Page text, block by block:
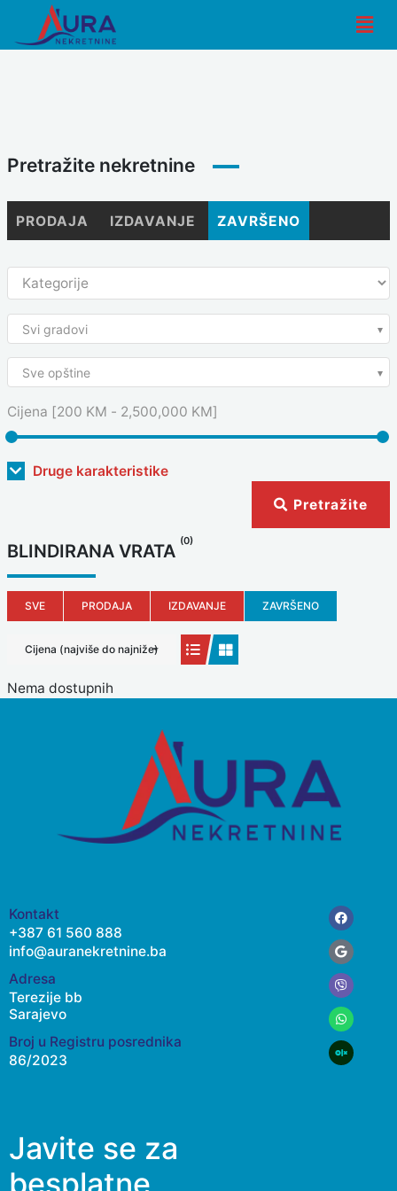
content
Pretražite nekretnine
PRODAJA IZDAVANJE ZAVRŠENO
Svi gradovi
Sve opštine
Cijena [200 KM - 2,500,000 KM]
Druge karakteristike
Pretražite
BLINDIRANA VRATA (0)
SVE PRODAJA IZDAVANJE ZAVRŠENO
Cijena (najviše do najniže)
Nema dostupnih
Kontakt
+387 61 560 888
info@auranekretnine.ba
Adresa
Terezije bb
Sarajevo
Broj u Registru posrednika
86/2023
Facebook
Google
Viber
Javite se za
besplatne